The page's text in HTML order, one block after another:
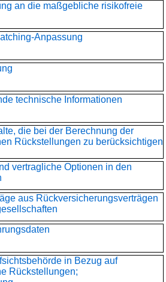
an die maßgebliche risikofreie
Anpassung
technische Informationen
die bei der Berechnung der
Rückstellungen zu berücksichtigen
vertragliche Optionen in den
aus Rückversicherungsverträgen
in Bezug auf
Rückstellungen;